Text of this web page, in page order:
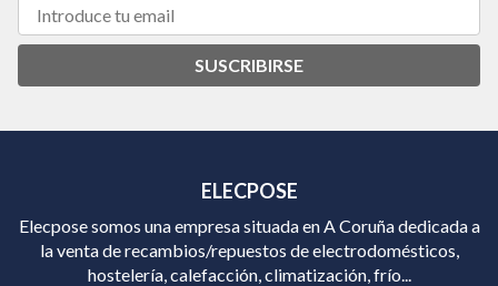
SUSCRIBIRSE
ELECPOSE
Elecpose somos una empresa situada en A Coruña dedicada a
la venta de recambios/repuestos de electrodomésticos,
hostelería, calefacción, climatización, frío...